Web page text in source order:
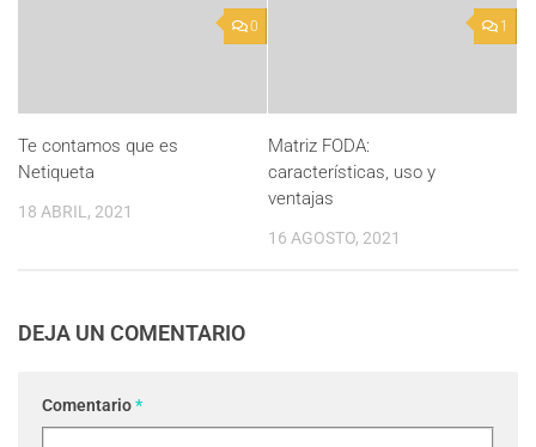
0
Te contamos que es
Netiqueta
18 ABRIL, 2021
1
Matriz FODA:
características, uso y
ventajas
16 AGOSTO, 2021
DEJA UN COMENTARIO
Comentario*